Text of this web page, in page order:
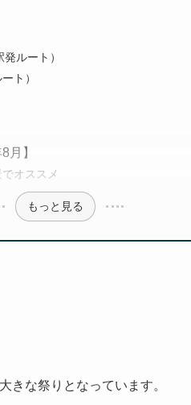
ルート）
ト）
月】
オススメ
もっと見る
きな祭りとなっています。